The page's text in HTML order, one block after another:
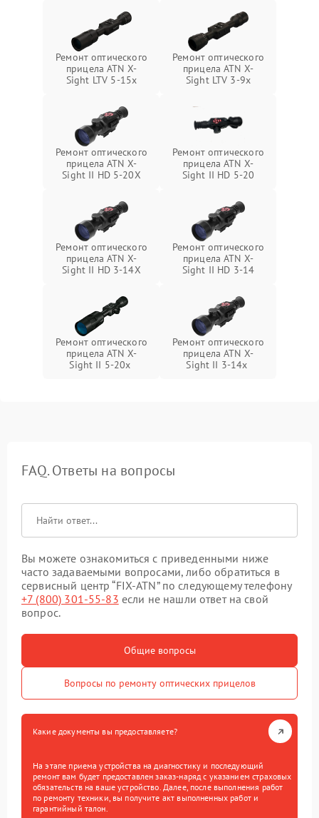
Ремонт оптического
прицела ATN X-
Sight LTV 5-15x
Ремонт оптического
прицела ATN X-
Sight LTV 3-9x
Ремонт оптического
прицела ATN X-
Sight II HD 5-20X
Ремонт оптического
прицела ATN X-
Sight II HD 5-20
Ремонт оптического
прицела ATN X-
Sight II HD 3-14X
Ремонт оптического
прицела ATN X-
Sight II HD 3-14
Ремонт оптического
прицела ATN X-
Sight II 5-20x
Ремонт оптического
прицела ATN X-
Sight II 3-14x
FAQ. Ответы на вопросы
Вы можете ознакомиться с приведенными ниже
часто задаваемыми вопросами, либо обратиться в
сервисный центр “FIX-ATN” по следующему телефону
+7 (800) 301-55-83 если не нашли ответ на свой
вопрос.
Общие вопросы
Вопросы по ремонту оптических прицелов
Какие документы вы предоставляете?
На этапе приема устройства на диагностику и последующий
ремонт вам будет предоставлен заказ-наряд с указанием страховых
обязательств на ваше устройство. Далее, после выполнения работ
по ремонту техники, вы получите акт выполненных работ и
гарантийный талон.